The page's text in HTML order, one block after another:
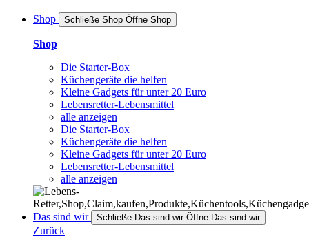
Shop Schließe Shop Öffne Shop
Shop
Die Starter-Box
Küchengeräte die helfen
Kleine Gadgets für unter 20 Euro
Lebensretter-Lebensmittel
alle anzeigen
Die Starter-Box
Küchengeräte die helfen
Kleine Gadgets für unter 20 Euro
Lebensretter-Lebensmittel
alle anzeigen
Das sind wir Schließe Das sind wir Öffne Das sind wir
Zurück